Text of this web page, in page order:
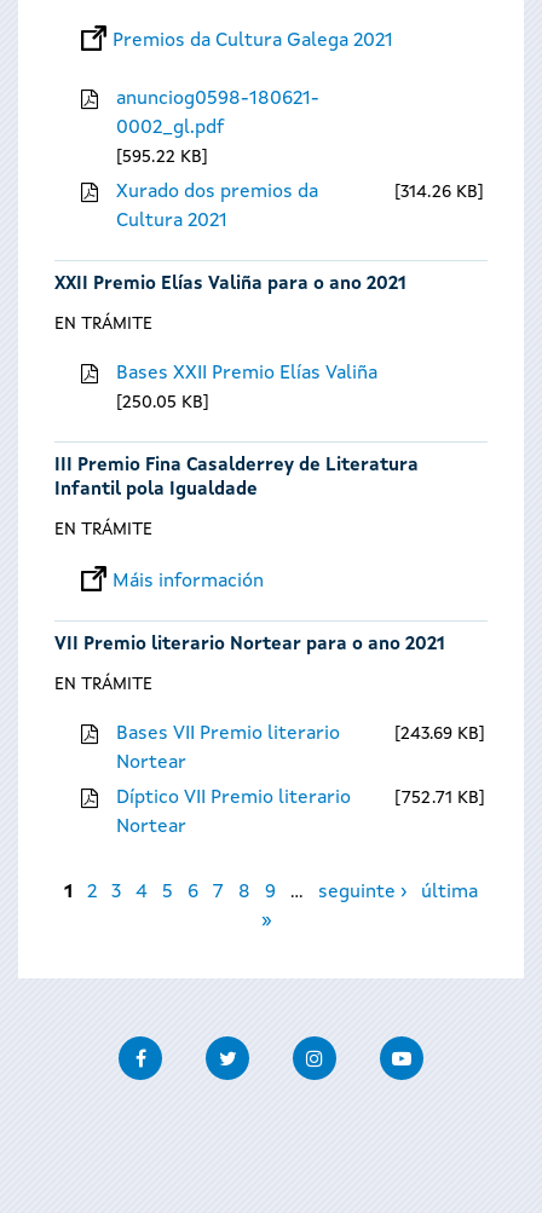
Premios da Cultura Galega 2021
anunciog0598-180621-
0002_gl.pdf
595.22 KB
Xurado dos premios da
Cultura 2021
314.26 KB
XXII Premio Elías Valiña para o ano 2021
EN TRÁMITE
Bases XXII Premio Elías Valiña
250.05 KB
III Premio Fina Casalderrey de Literatura
Infantil pola Igualdade
EN TRÁMITE
Máis información
VII Premio literario Nortear para o ano 2021
EN TRÁMITE
Bases VII Premio literario
Nortear
243.69 KB
Díptico VII Premio literario
Nortear
752.71 KB
Páxinas
1 2 3 4 5 6 7 8 9 … seguinte ›
última
»
FacebookTwitter InstagramYoutube